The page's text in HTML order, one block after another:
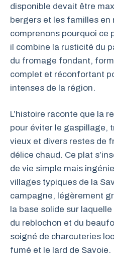
disponible devait être
bergers et les familles en
comprenons pourquoi ce
il combine la rusticité du
du fromage fondant,
complet et réconfortant
intenses de la région.
L’histoire raconte que la
pour éviter le gaspillage,
vieux et divers restes de
délice chaud. Ce plat
de vie simple mais
villages typiques de la
campagne, légèrement
la base solide sur
du reblochon et du
soigné de charcuteries
fumé et le lard de Savoie.